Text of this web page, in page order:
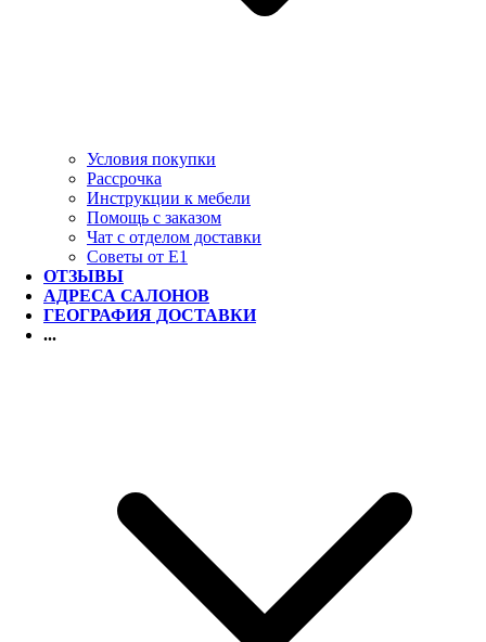
Условия покупки
Рассрочка
Инструкции к мебели
Помощь с заказом
Чат с отделом доставки
Советы от Е1
ОТЗЫВЫ
АДРЕСА САЛОНОВ
ГЕОГРАФИЯ ДОСТАВКИ
...